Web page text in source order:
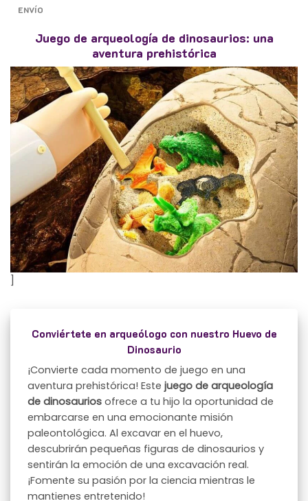
ENVÍO
Juego de arqueología de dinosaurios: una
aventura prehistórica
Conviértete en arqueólogo con nuestro Huevo de
Dinosaurio
¡Convierte cada momento de juego en una
aventura prehistórica! Estejuego de arqueología
de dinosaurios ofrece a tu hijo la oportunidad de
embarcarse en una emocionante misión
paleontológica. Al excavar en el huevo,
descubrirán pequeñas figuras de dinosaurios y
sentirán la emoción de una excavación real.
¡Fomente su pasión por la ciencia mientras le
mantienes entretenido!